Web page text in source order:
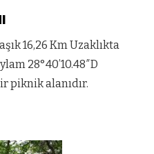
16,26 Km Uzaklıkta
28°40’10.48″D
piknik alanıdır.